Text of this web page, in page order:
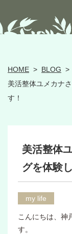
HOME > BLOG >
美活整体ユメカナ
す！
美活整体
グを体験
my life
こんにちは、神
す。